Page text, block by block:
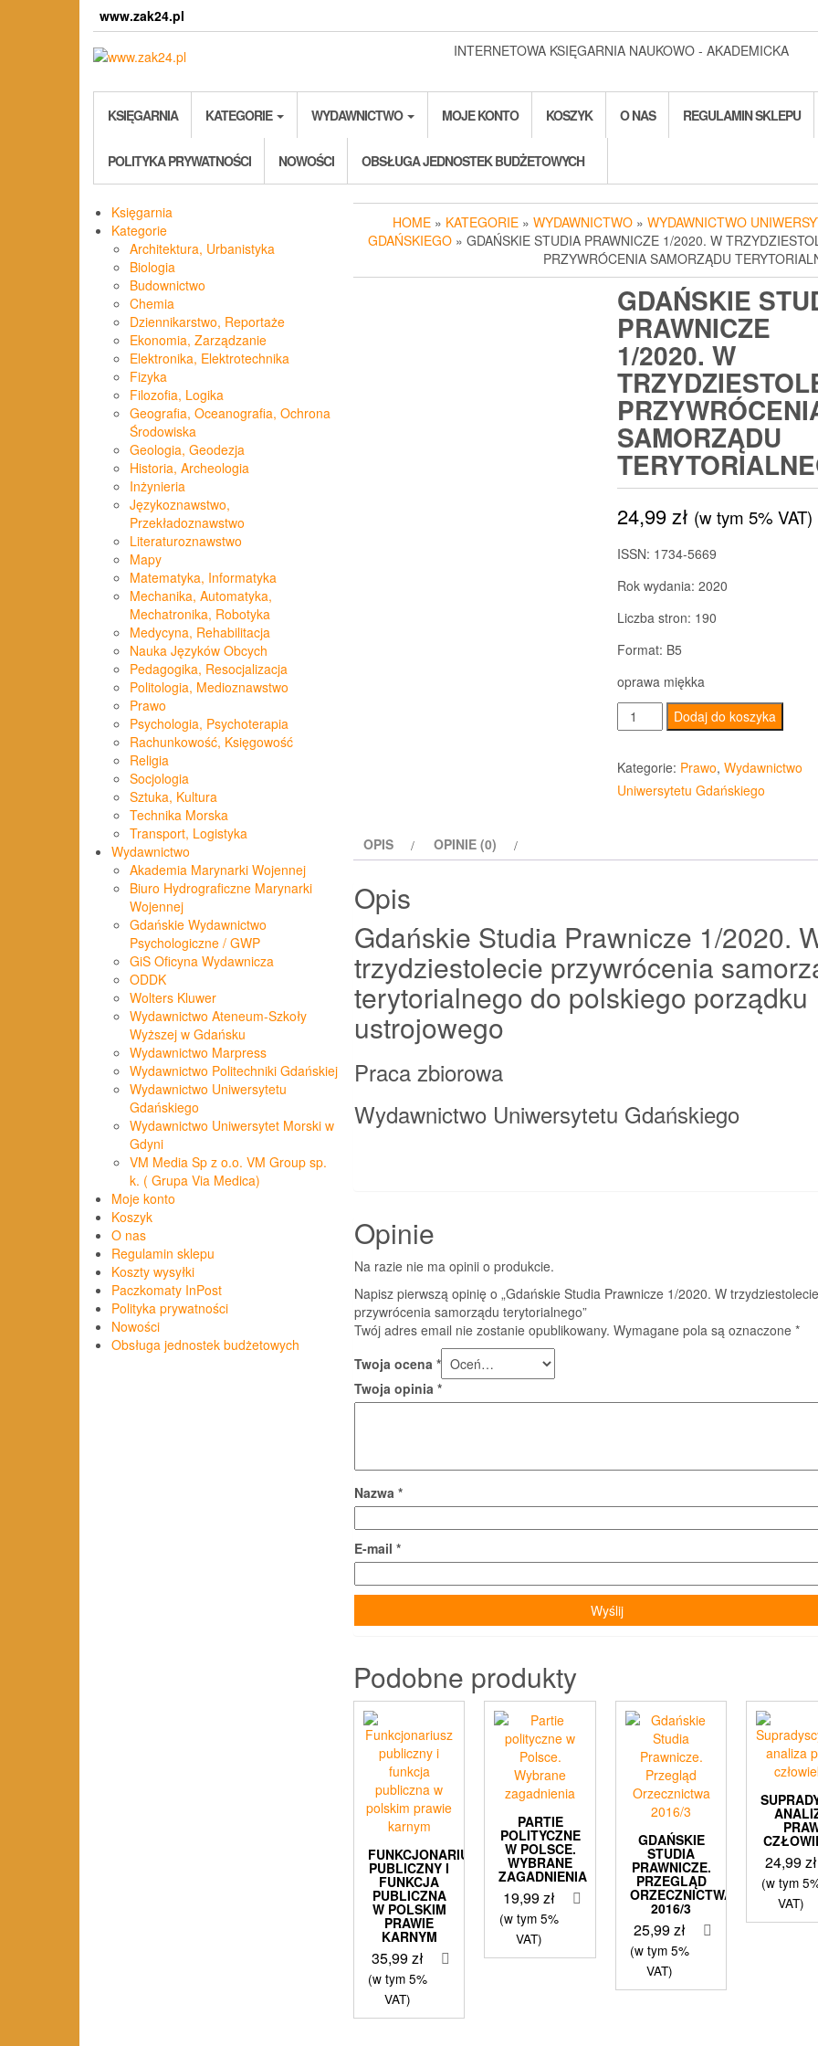
www.zak24.pl
INTERNETOWA KSIĘGARNIA NAUKOWO - AKADEMICKA
KSIĘGARNIA KATEGORIE WYDAWNICTWO MOJE KONTO KOSZYK O NAS REGULAMIN SKLEPU
POLITYKA PRYWATNOŚCI NOWOŚCI OBSŁUGA JEDNOSTEK BUDŻETOWYCH
Księgarnia
Kategorie
Architektura, Urbanistyka
Biologia
Budownictwo
Chemia
Dziennikarstwo, Reportaże
Ekonomia, Zarządzanie
Elektronika, Elektrotechnika
Fizyka
Filozofia, Logika
Geografia, Oceanografia, Ochrona
Środowiska
Geologia, Geodezja
Historia, Archeologia
Inżynieria
Językoznawstwo,
Przekładoznawstwo
Literaturoznawstwo
Mapy
Matematyka, Informatyka
Mechanika, Automatyka,
Mechatronika, Robotyka
Medycyna, Rehabilitacja
Nauka Języków Obcych
Pedagogika, Resocjalizacja
Politologia, Medioznawstwo
Prawo
Psychologia, Psychoterapia
Rachunkowość, Księgowość
Religia
Socjologia
Sztuka, Kultura
Technika Morska
Transport, Logistyka
Wydawnictwo
Akademia Marynarki Wojennej
Biuro Hydrograficzne Marynarki
Wojennej
Gdańskie Wydawnictwo
Psychologiczne / GWP
GiS Oficyna Wydawnicza
ODDK
Wolters Kluwer
Wydawnictwo Ateneum-Szkoły
Wyższej w Gdańsku
Wydawnictwo Marpress
Wydawnictwo Politechniki Gdańskiej
Wydawnictwo Uniwersytetu
Gdańskiego
Wydawnictwo Uniwersytet Morski w
Gdyni
VM Media Sp z o.o. VM Group sp.
k. ( Grupa Via Medica)
Moje konto
Koszyk
O nas
Regulamin sklepu
Koszty wysyłki
Paczkomaty InPost
Polityka prywatności
Nowości
Obsługa jednostek budżetowych
HOME » KATEGORIE » WYDAWNICTWO » WYDAWNICTWO
GDAŃSKIEGO » GDAŃSKIE STUDIA PRAWNICZE 1/2020. W
PRZYWRÓCENIA SAMORZĄDU
GDAŃSKIE
PRAWNICZE
1/2020. W
SAMORZĄDU
24,99zł (w tym 5% VAT)
ISSN: 1734-5669
Rok wydania: 2020
Liczba stron: 190
Format: B5
oprawa miękka
ilość
Gdańskie
Studia
Prawnicze
Dodaj do koszyka
Kategorie: Prawo, Wydawnictwo
Uniwersytetu Gdańskiego
OPIS OPINIE (0)
Opis
Gdańskie Studia Prawnicze 1/2020.
trzydziestolecie przywrócenia
terytorialnego do polskiego porządku
ustrojowego
Praca zbiorowa
Wydawnictwo Uniwersytetu Gdańskiego
Opinie
Na razie nie ma opinii o produkcie.
Napisz pierwszą opinię o „Gdańskie Studia Prawnicze 1/2020. W trzydziestolecie
przywrócenia samorządu terytorialnego”
Twój adres email nie zostanie opublikowany. Wymagane pola są oznaczone *
Twoja ocena *
Twoja opinia *
Nazwa *
E-mail *
Podobne produkty
FUNKCJONARIUSZ
PUBLICZNY I
FUNKCJA
PUBLICZNA
W POLSKIM
PRAWIE
KARNYM
35,99zł
(w tym 5%
VAT)
PARTIE
POLITYCZNE
W POLSCE.
WYBRANE
ZAGADNIENIA
19,99zł
(w tym 5%
VAT)
GDAŃSKIE
STUDIA
PRAWNICZE.
PRZEGLĄD
ORZECZNICTWA
2016/3
25,99zł
(w tym 5%
VAT)
24,99zł
(w tym
VAT)